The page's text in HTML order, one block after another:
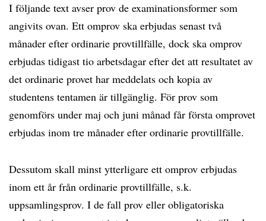
I följande text avser prov de examinationsformer som
angivits ovan. Ett omprov ska erbjudas senast två
månader efter ordinarie provtillfälle, dock ska omprov
erbjudas tidigast tio arbetsdagar efter det att resultatet av
det ordinarie provet har meddelats och kopia av
studentens tentamen är tillgänglig. För prov som
genomförs under maj och juni månad får första omprovet
erbjudas inom tre månader efter ordinarie provtillfälle.
Dessutom skall minst ytterligare ett omprov erbjudas
inom ett år från ordinarie provtillfälle, s.k.
uppsamlingsprov. I de fall prov eller obligatoriska